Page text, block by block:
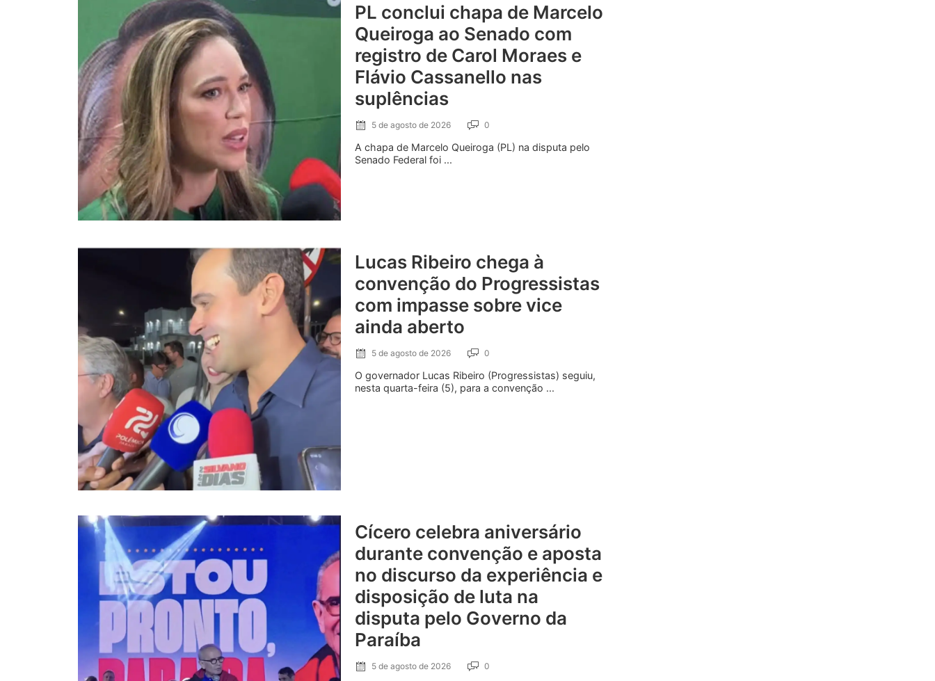
PL conclui chapa de Marcelo
Queiroga ao Senado com
registro de Carol Moraes e
Flávio Cassanello nas
suplências
5 de agosto de 2026 0
A chapa de Marcelo Queiroga (PL) na disputa pelo
Senado Federal foi ...
Lucas Ribeiro chega à
convenção do Progressistas
com impasse sobre vice
ainda aberto
5 de agosto de 2026 0
O governador Lucas Ribeiro (Progressistas) seguiu,
nesta quarta-feira (5), para a convenção ...
Cícero celebra aniversário
durante convenção e aposta
no discurso da experiência e
disposição de luta na
disputa pelo Governo da
Paraíba
5 de agosto de 2026 0